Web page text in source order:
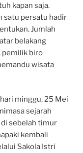
kapan saja.
satu persatu hadir
Jumlah
belakang
pemilik biro
wisata
minggu, 25 Mei
sejarah
di sebelah timur
kembali
Sakola Istri